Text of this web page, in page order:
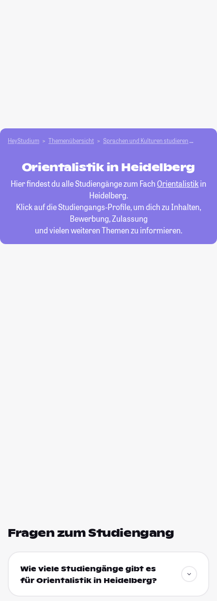
HeyStudium Themenübersicht Sprachen und Kulturen studieren
Orientalistik in Heidelberg
Hier findest du alle Studiengänge zum Fach Orientalistikin
Heidelberg.
Klick auf die Studiengangs-Profile, um dich zu Inhalten,
Bewerbung, Zulassung
und vielen weiteren Themen zu informieren.
Fragen zum Studiengang
Wie viele Studiengänge gibt es
für Orientalistik in Heidelberg?